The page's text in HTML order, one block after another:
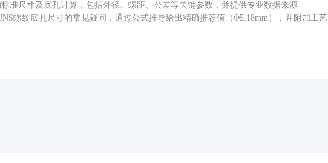
准尺寸及底孔计算，包括外径、螺距、公差等关键参数，并提供专业数据来源
螺纹底孔尺寸的常见疑问，通过公式推导给出精确推荐值（Φ5.18mm），并附加工艺